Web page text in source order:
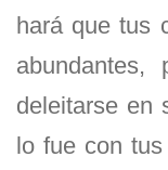
hará que tus
deleitarse en
lo fue con tus